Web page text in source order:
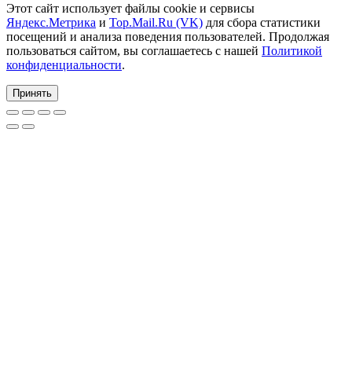
Этот сайт использует файлы cookie и сервисы
Яндекс.Метрика и Top.Mail.Ru (VK) для сбора статистики
посещений и анализа поведения пользователей. Продолжая
пользоваться сайтом, вы соглашаетесь с нашей Политикой
конфиденциальности.
Принять